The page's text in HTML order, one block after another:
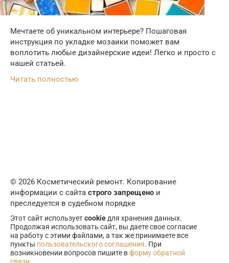
Мечтаете об уникальном интерьере? Пошаговая
инструкция по укладке мозаики поможет вам
воплотить любые дизайнерские идеи! Легко и просто с
нашей статьей.
Читать полностью
© 2026 Косметический ремонт. Копирование
информации с сайта строго запрещено и
преследуется в судебном порядке
Этот сайт используетcookie для хранения данных.
Продолжая использовать сайт, вы даете свое согласие
на работу с этими файлами, а так же принимаете все
пункты пользовательского соглашения. При
возникновении вопросов пишите вформу обратной